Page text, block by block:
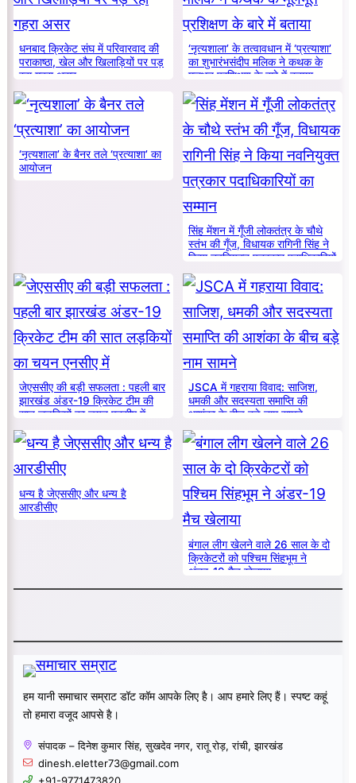
धनबाद क्रिकेट संघ में परिवारवाद की
पराकाष्ठा, खेल और खिलाड़ियों पर पड़
रहा गहरा असर
‘नृत्यशाला’ के तत्वावधान में ‘प्रत्याशा’
का शुभारंभसंदीप मलिक ने कथक के
मूलभूत प्रशिक्षण के बारे में बताया
‘नृत्यशाला’ के बैनर तले ‘प्रत्याशा’ का
आयोजन
सिंह मेंशन में गूँजी लोकतंत्र के चौथे
स्तंभ की गूँज, विधायक रागिनी सिंह ने
किया नवनियुक्त पत्रकार पदाधिकारियों
का सम्मान
जेएससीए की बड़ी सफलता : पहली बार
झारखंड अंडर-19 क्रिकेट टीम की
सात लड़कियों का चयन एनसीए में
JSCA में गहराया विवाद: साजिश,
धमकी और सदस्यता समाप्ति की
आशंका के बीच बड़े नाम सामने
धन्य है जेएससीए और धन्य है
आरडीसीए
बंगाल लीग खेलने वाले 26 साल के दो
क्रिकेटरों को पश्चिम सिंहभूम ने
अंडर-19 मैच खेलाया
हम यानी समाचार सम्राट डॉट कॉम आपके लिए है। आप हमारे लिए हैं। स्पष्ट कहूं
तो हमारा वजूद आपसे है।
संपादक – दिनेश कुमार सिंह, सुखदेव नगर, रातू रोड़, रांची, झारखंड
dinesh.eletter73@gmail.com